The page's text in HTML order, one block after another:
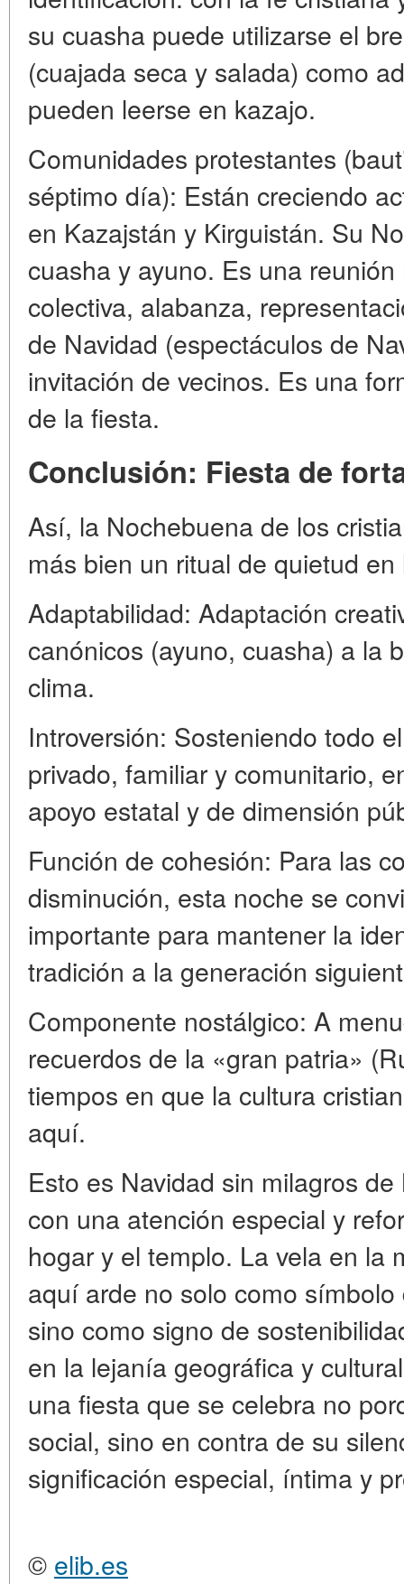
su cuasha puede utilizarse el
(cuajada seca y salada) como
pueden leerse en kazajo.
Comunidades protestantes
séptimo día): Están creciendo
en Kazajstán y Kirguistán. Su
cuasha y ayuno. Es una
colectiva, alabanza,
de Navidad (espectáculos de
invitación de vecinos. Es una
de la fiesta.
Conclusión: Fiesta de
Así, la Nochebuena de los
más bien un ritual de quietud
Adaptabilidad: Adaptación
canónicos (ayuno, cuasha) a la
clima.
Introversión: Sosteniendo todo
privado, familiar y comunitario,
apoyo estatal y de dimensión
Función de cohesión: Para las
disminución, esta noche se
importante para mantener la
tradición a la generación
Componente nostálgico: A
recuerdos de la «gran patria»
tiempos en que la cultura
aquí.
Esto es Navidad sin milagros
con una atención especial y
hogar y el templo. La vela en la
aquí arde no solo como
sino como signo de
en la lejanía geográfica y
una fiesta que se celebra no
social, sino en contra de su
significación especial, íntima y
© elib.es